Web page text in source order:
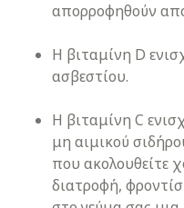
απορροφηθούν
Η βιταμίνη D
ασβεστίου.
Η βιταμίνη C
μη αιμικού
που ακολουθείτε
διατροφή,